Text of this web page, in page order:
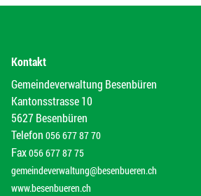
Kontakt
Gemeindeverwaltung Besenbüren
Kantonsstrasse 10
5627 Besenbüren
Telefon 056 677 87 70
Fax056 677 87 75
gemeindeverwaltung@besenbueren.ch
www.besenbueren.ch